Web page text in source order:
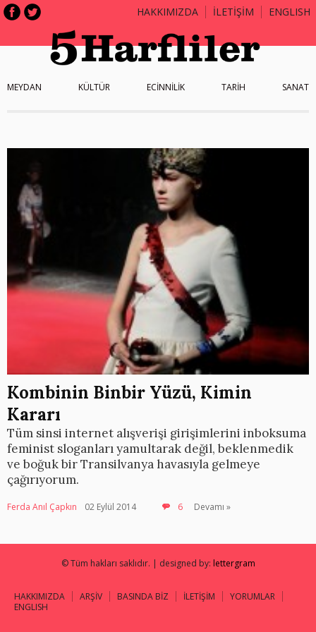
HAKKIMIZDA İLETİŞİM ENGLISH
MEYDAN KÜLTÜR ECİNNİLİK TARİH SANAT
Kombinin Binbir Yüzü, Kimin
Kararı
Tüm sinsi internet alışverişi girişimlerini inboksuma
feminist sloganları yamultarak değil, beklenmedik
ve boğuk bir Transilvanya havasıyla gelmeye
çağırıyorum.
Ferda Anıl Çapkın 02 Eylül 2014 6 Devamı »
© Tüm hakları saklıdır. | designed by: lettergram
HAKKIMIZDA ARŞİV BASINDA BİZ İLETİŞİM
YORUMLAR
ENGLISH